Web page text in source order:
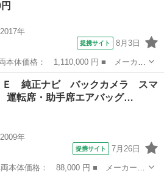
2017年
提携サイト 8月3日
■ グレード名： ハイウェイスタ
スライドドア・プロパイロット・純
Ｅ 純正ナビ バックカメラ スマ
運転席・助手席エアバッグ…
2009年
提携サイト 7月26日